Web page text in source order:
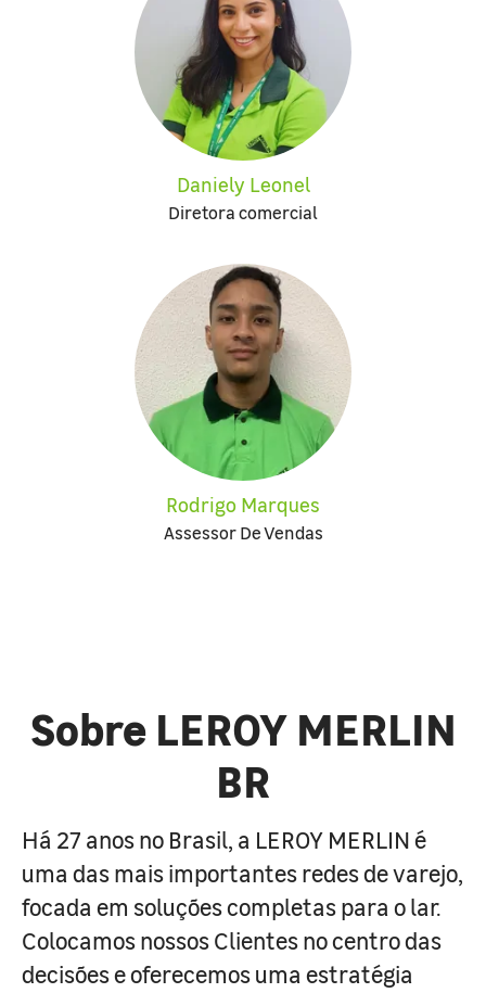
Daniely Leonel
Diretora comercial
Rodrigo Marques
Assessor De Vendas
Sobre LEROY MERLIN
BR
Há 27 anos no Brasil, a LEROY MERLIN é
uma das mais importantes redes de varejo,
focada em soluções completas para o lar.
Colocamos nossos Clientes no centro das
decisões e oferecemos uma estratégia